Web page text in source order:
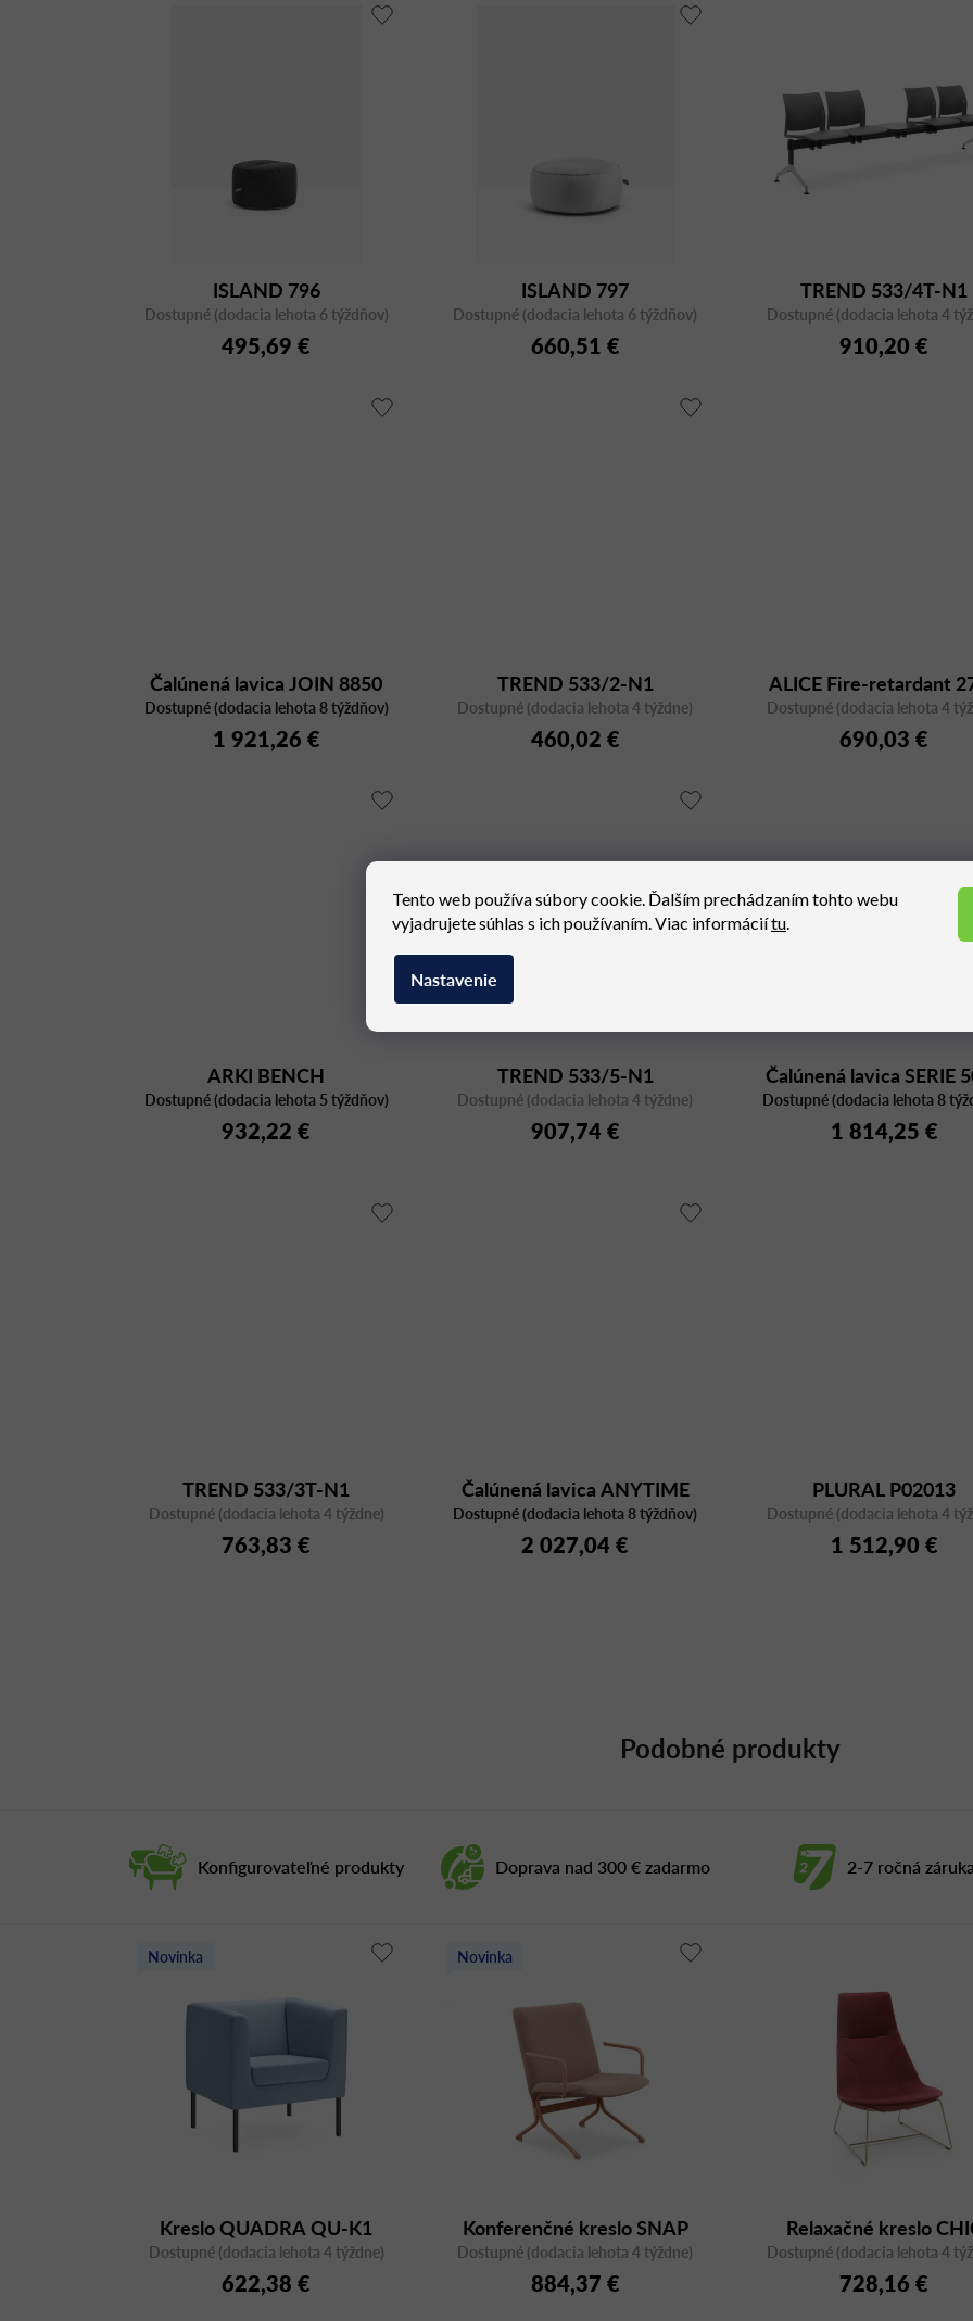
Tento web používa súbory cookie. Ďalším prechádzaním tohto webu
vyjadrujete súhlas s ich používaním. Viac informáciítu.
Nastavenie
Konfigurovateľné produkty Doprava nad 300 € zadarmo 2-7 ročná záruka
ISLAND 796
Dostupné (dodacia lehota 6 týždňov)
495,69 €
ISLAND 797
Dostupné (dodacia lehota 6 týždňov)
660,51 €
TREND 533/4T-N1
Dostupné (dodacia lehota 4
910,20 €
Čalúnená lavica JOIN 8850
Dostupné (dodacia lehota 8 týždňov)
1 921,26 €
TREND 533/2-N1
Dostupné (dodacia lehota 4 týždne)
460,02 €
ALICE Fire-retardant
Dostupné (dodacia lehota 4
690,03 €
ARKI BENCH
ARKBW_159X36
Dostupné (dodacia lehota 5 týždňov)
932,22 €
TREND 533/5-N1
Dostupné (dodacia lehota 4 týždne)
907,74 €
Čalúnená lavica SERIE
8726 A
Dostupné (dodacia lehota 8
1 814,25 €
TREND 533/3T-N1
Dostupné (dodacia lehota 4 týždne)
763,83 €
Čalúnená lavica ANYTIME
1503N
Dostupné (dodacia lehota 8 týždňov)
2 027,04 €
PLURAL P02013
Dostupné (dodacia lehota 4
1 512,90 €
Podobné produkty
Novinka
Kreslo QUADRA QU-K1
Dostupné (dodacia lehota 4 týždne)
622,38 €
Novinka
Konferenčné kreslo SNAP
20H 2P
Dostupné (dodacia lehota 4 týždne)
884,37 €
Relaxačné kreslo
LOUNGE A10V3
Dostupné (dodacia lehota 4
728,16 €